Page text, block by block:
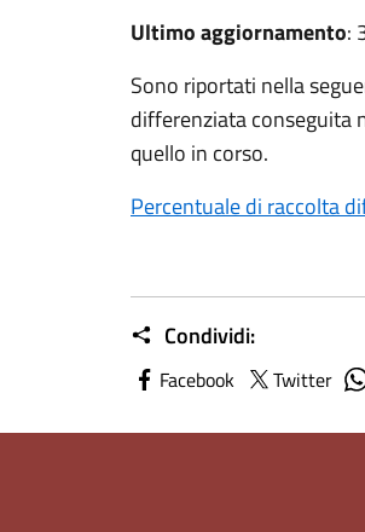
Ultimo aggiornamento:
Sono riportati nella
differenziata conseguita
quello in corso.
Percentuale di raccolta
Condividi:
Facebook Twitter